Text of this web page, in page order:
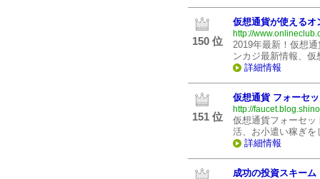
150 位
仮想通貨が使えるオ
http://
2019年最新！仮想
ンカジ最新情報、
詳細情報
151 位
仮想通貨 フォーセ
http://
仮想通貨フォーセ
活、お小遣い稼ぎを
詳細情報
成功の投資スキーム